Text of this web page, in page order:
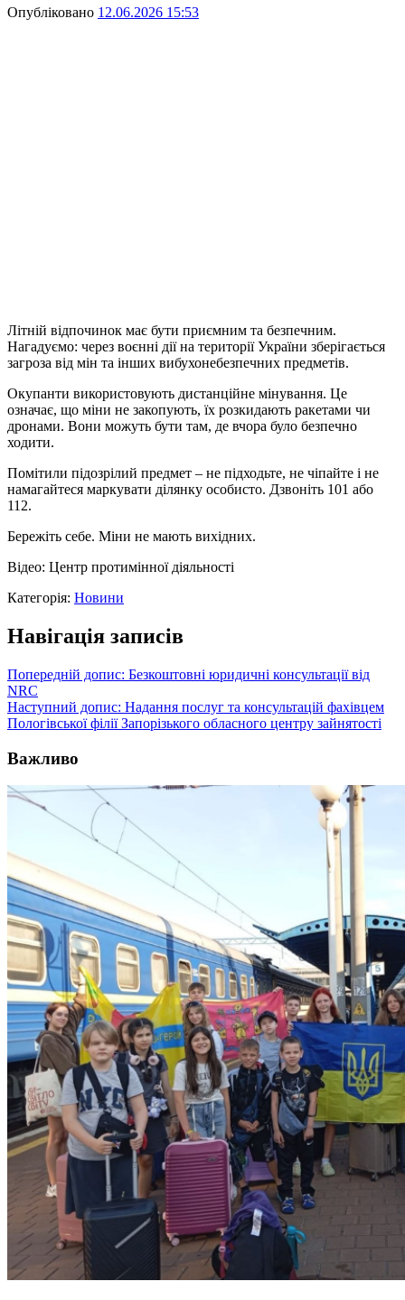
Опубліковано 12.06.2026 15:53
Літній відпочинок має бути приємним та безпечним.
Нагадуємо: через воєнні дії на території України зберігається
загроза від мін та інших вибухонебезпечних предметів.
Окупанти використовують дистанційне мінування. Це
означає, що міни не закопують, їх розкидають ракетами чи
дронами. Вони можуть бути там, де вчора було безпечно
ходити.
Помітили підозрілий предмет – не підходьте, не чіпайте і не
намагайтеся маркувати ділянку особисто. Дзвоніть 101 або
112.
Бережіть себе. Міни не мають вихідних.
Відео: Центр протимінної діяльності
Категорія: Новини
Навігація записів
Попередній допис: Безкоштовні юридичні консультації від
NRC
Наступний допис: Надання послуг та консультацій фахівцем
Пологівської філії Запорізького обласного центру зайнятості
Важливо